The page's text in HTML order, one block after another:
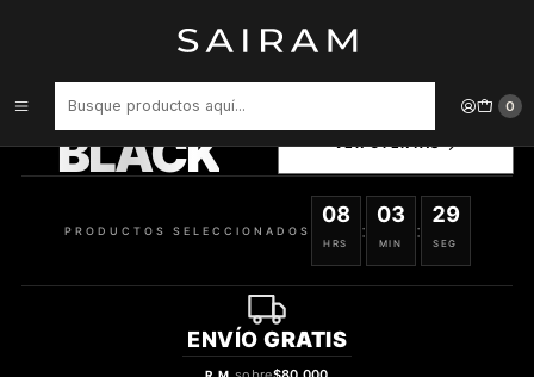
0
Perfume Riiffs Cuir Imperial Mujer Edp 100 ml
BLACK
SELECCIONADOS
PRODUCTOS SELECCIONADOS
08
HRS
:
03
MIN
:
28
SEG
ENVÍO GRATIS
R.M.